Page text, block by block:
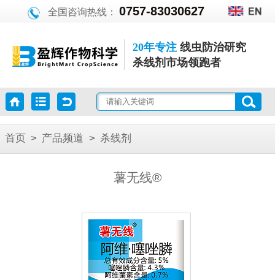
全国咨询热线：0757-83030627
20年专注线虫防治研究
杀线剂市场领跑者
首页 > 产品频道 > 杀线剂
薯无线®